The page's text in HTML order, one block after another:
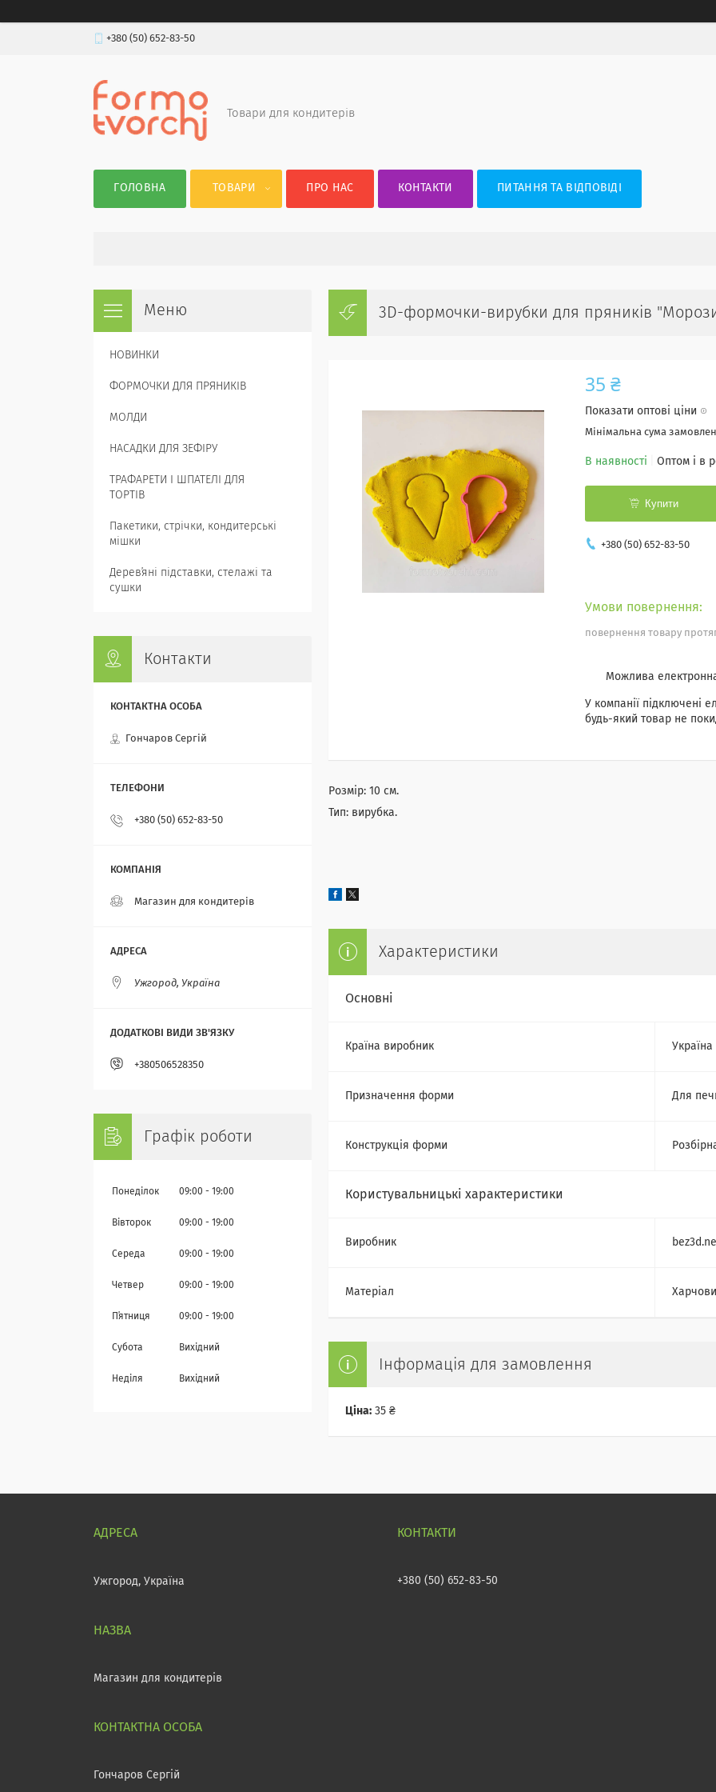
+380 (50) 652-83-50
Товари для кондитерів
ГОЛОВНА ТОВАРИ ПРО НАС КОНТАКТИ ПИТАННЯ ТА ВІДПОВІДІ
3D-формочки-вирубки для пряників
35 ₴
Показати оптові ціни
Мінімальна сума
В наявності Оптом і в
Купити
+380 (50) 652-83-50
повернення товару
У компанії підключені
будь-який товар не
Розмір: 10 см.
Тип: вирубка.
Характеристики
Основні
Країна виробник Україна
Призначення форми Для
Конструкція форми
Користувальницькі характеристики
Виробник
Матеріал
Інформація для замовлення
Ціна: 35 ₴
НОВИНКИ
ФОРМОЧКИ ДЛЯ ПРЯНИКІВ
МОЛДИ
НАСАДКИ ДЛЯ ЗЕФІРУ
ТРАФАРЕТИ І ШПАТЕЛІ ДЛЯ
ТОРТІВ
Пакетики, стрічки, кондитерські
мішки
Деревʼяні підставки, стелажі та
сушки
Контакти
Гончаров Сергій
+380 (50) 652-83-50
Магазин для кондитерів
Ужгород, Україна
+380506528350
Графік роботи
Понеділок 09:00 19:00
Вівторок 09:00 19:00
Середа 09:00 19:00
Четвер 09:00 19:00
Пʼятниця 09:00 19:00
Субота Вихідний
Неділя Вихідний
Ужгород, Україна
Магазин для кондитерів
Гончаров Сергій
+380 (50) 652-83-50